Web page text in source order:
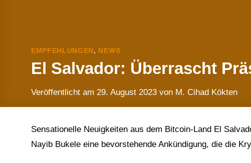
EMPFEHLUNGEN , NEWS
El Salvador: Überrascht
Veröffentlicht am 29. August 2023 von M. Cihad Kökten
Sensationelle Neuigkeiten aus dem Bitcoin-Land El
Nayib Bukele eine bevorstehende Ankündigung, die die